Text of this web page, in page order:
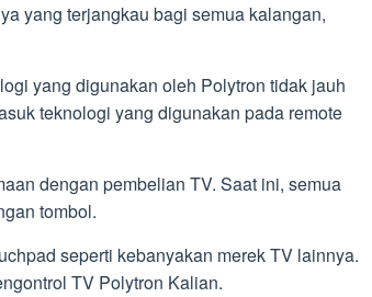
yang terjangkau bagi semua kalangan,
yang digunakan oleh Polytron tidak jauh
teknologi yang digunakan pada remote
dengan pembelian TV. Saat ini, semua
tombol.
seperti kebanyakan merek TV lainnya.
TV Polytron Kalian.